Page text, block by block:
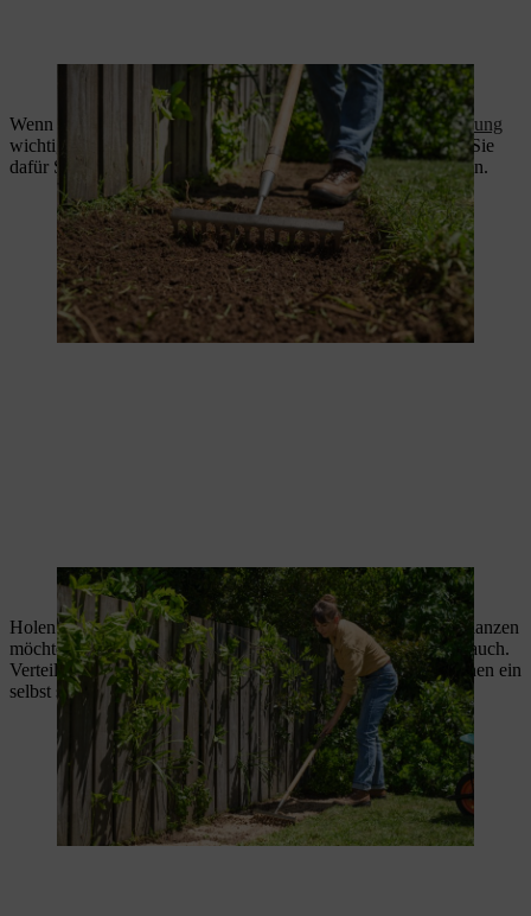
Mit einem Rechen wird die Erde geglättet.
Wenn Sie einen Blühstreifen anlegen, ist eine Bodenverbesserung
wichtig, damit die Pflanzen gut anwachsen können. Verteilen Sie
dafür Sand gleichmäßig auf Ihrer Fläche und harken Sie ihn ein.
Der Sand dient der Bodenverbesserung.
Holen Sie die Pflanzen, mit denen Sie Ihren Blühstreifen bepflanzen
möchten, und wässern Sie sie gründlich mit einem Gartenschlauch.
Verteilen Sie sie anschließend auf dem Beet – hierbei kann Ihnen ein
selbst skizzierter Pflanzplan gute Dienste leisten.